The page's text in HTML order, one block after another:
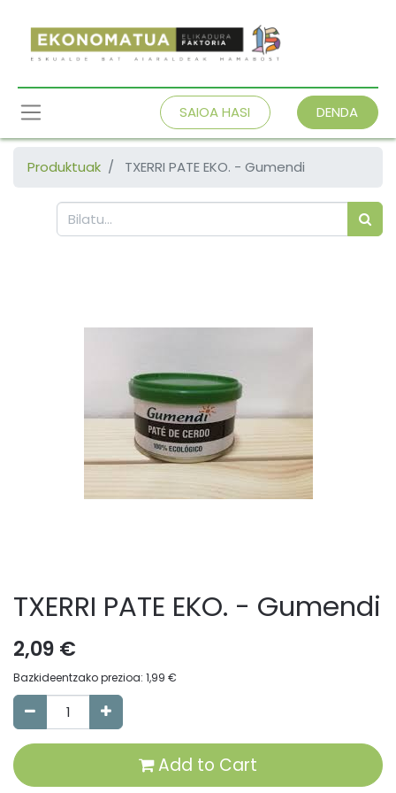
SAIOA HASI DENDA
Produktuak TXERRI PATE EKO. - Gumendi
TXERRI PATE EKO. - Gumendi
2,09 €
Bazkideentzako prezioa: 1,99 €
Add to Cart